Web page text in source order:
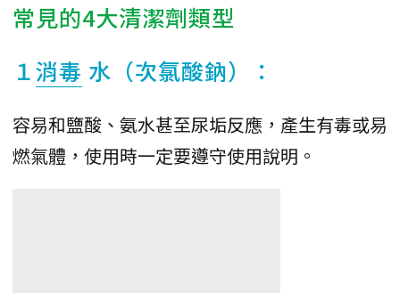
常見的4大清潔劑類型
１消毒 水（次氯酸鈉）：
容易和鹽酸、氨水甚至尿垢反應，產生有毒或易
燃氣體，使用時一定要遵守使用說明。